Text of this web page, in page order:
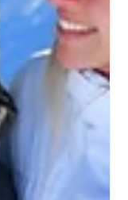
2026: Los
de invierno
fácil: Argentina
la nieve de
calor del norte en
Cataratas de Iguazú
los vuelos low cost
te